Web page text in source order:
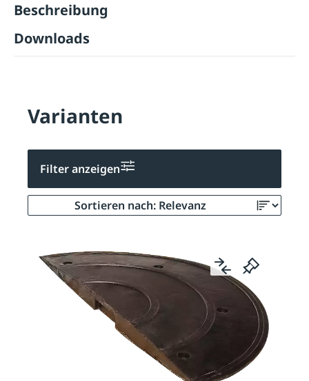
Beschreibung
Downloads
Varianten
Filter anzeigen